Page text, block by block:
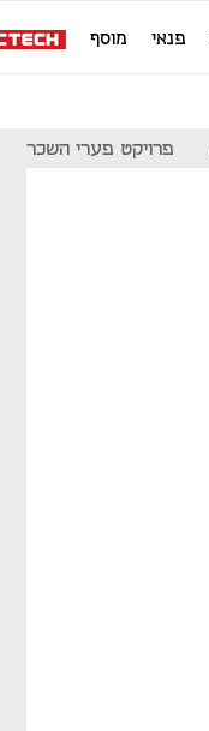
פנאי מוסף
פרויקט פערי השכר